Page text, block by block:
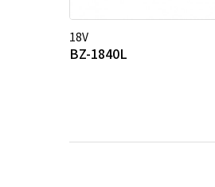
18V
BZ-1840L